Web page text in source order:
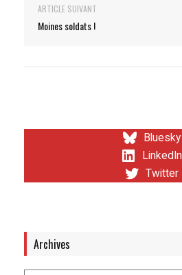
ARTICLE SUIVANT
Moines soldats !
Bluesky
LinkedIn
Twitter
Archives